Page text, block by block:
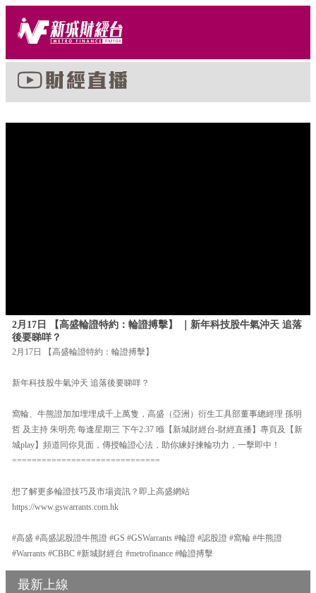
2月17日 【高盛輪證特約：輪證搏擊】 ｜新年科技股牛氣沖天 追落
後要睇咩？
2月17日 【高盛輪證特約：輪證搏擊】
新年科技股牛氣沖天 追落後要睇咩？
窩輪、牛熊證加加埋埋成千上萬隻，高盛（亞洲）衍生工具部董事總經理 孫明
哲 及主持 朱明亮 每逢星期三 下午2:37 喺【新城財經台-財經直播】專頁及【新
城play】頻道同你見面，傳授輪證心法，助你練好揀輪功力，一擊即中！
==============================
想了解更多輪證技巧及市場資訊？即上高盛網站
https://www.gswarrants.com.hk
#高盛 #高盛認股證牛熊證 #GS #GSWarrants #輪證 #認股證 #窩輪 #牛熊證
#Warrants #CBBC #新城財經台 #metrofinance #輪證搏擊
最新上線